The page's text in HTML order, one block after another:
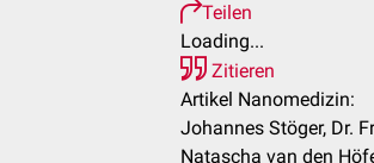
Teilen
Loading...
Zitieren
Artikel Nanomedizin:
Johannes Stöger, Dr.
Natascha van den